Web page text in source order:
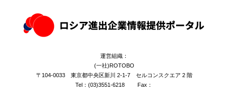
運営組織：
(一社)ROTOBO
〒104-0033 東京都中央区新川 2-1-7 セルコンスクエア 2 階
Tel： (03)3551-6218 Fax：